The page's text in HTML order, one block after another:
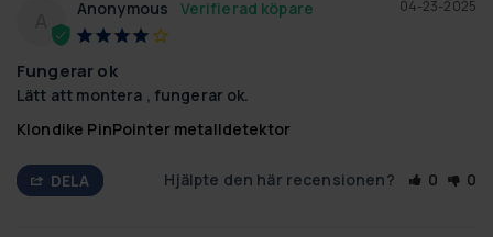
04-23-2025
Anonymous
Fungerar ok
Lätt att montera , fungerar ok.
Klondike PinPointer metalldetektor
DELA Hjälpte den här recensionen? 0 0